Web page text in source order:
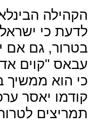
הקהילה
לדעת כי
בטרור, גם אם
עבאס "קוים
כי הוא
קודמו יאסר
תמריצים